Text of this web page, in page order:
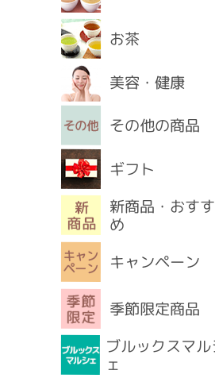
お茶
美容・健康
その他の商品
ギフト
新商品・おすす
め
キャンペーン
季節限定商品
ブルックスマル
ェ